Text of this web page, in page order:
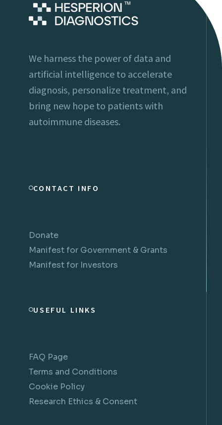
We harness the power of data and
artificial intelligence to accelerate
diagnosis, personalize treatment, and
bring new hope to patients with
autoimmune diseases.
CONTACT INFO
Donate
Manifest for Government & Grants
Manifest for Investors
USEFUL LINKS
FAQ Page
Terms and Conditions
Cookie Policy
Research Ethics & Consent